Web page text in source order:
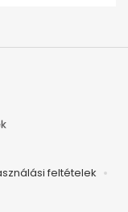
feltételek